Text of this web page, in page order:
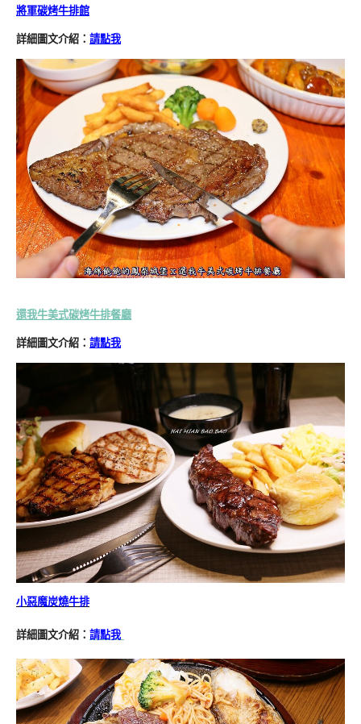
將軍碳烤牛排館
詳細圖文介紹： 請點我
還我牛美式碳烤牛排餐廳
詳細圖文介紹： 請點我
小惡魔炭燒牛排
詳細圖文介紹： 請點我